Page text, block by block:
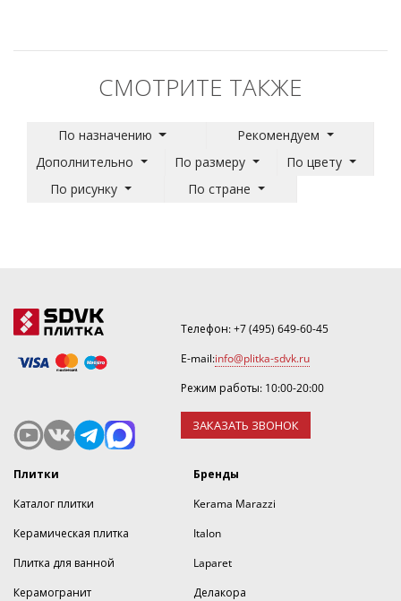
СМОТРИТЕ ТАКЖЕ
По назначению
Рекомендуем
Дополнительно
По размеру
По цвету
По рисунку
По стране
Телефон:+7 (495) 649-60-45
E-mail:info@plitka-sdvk.ru
Режим работы: 10:00-20:00
ЗАКАЗАТЬ ЗВОНОК
Плитки
Каталог плитки
Керамическая плитка
Плитка для ванной
Керамогранит
Бренды
Kerama Marazzi
Italon
Laparet
Делакора